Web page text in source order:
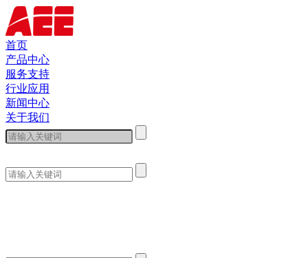
首页
产品中心
服务支持
行业应用
新闻中心
关于我们